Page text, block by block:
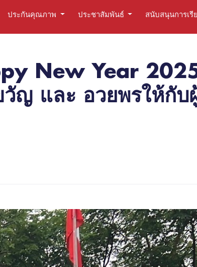
ประกันคุณภาพ ประชาสัมพันธ์ สนับสนุนการเรี
New Year
ญ และ อวยพรให้กับ